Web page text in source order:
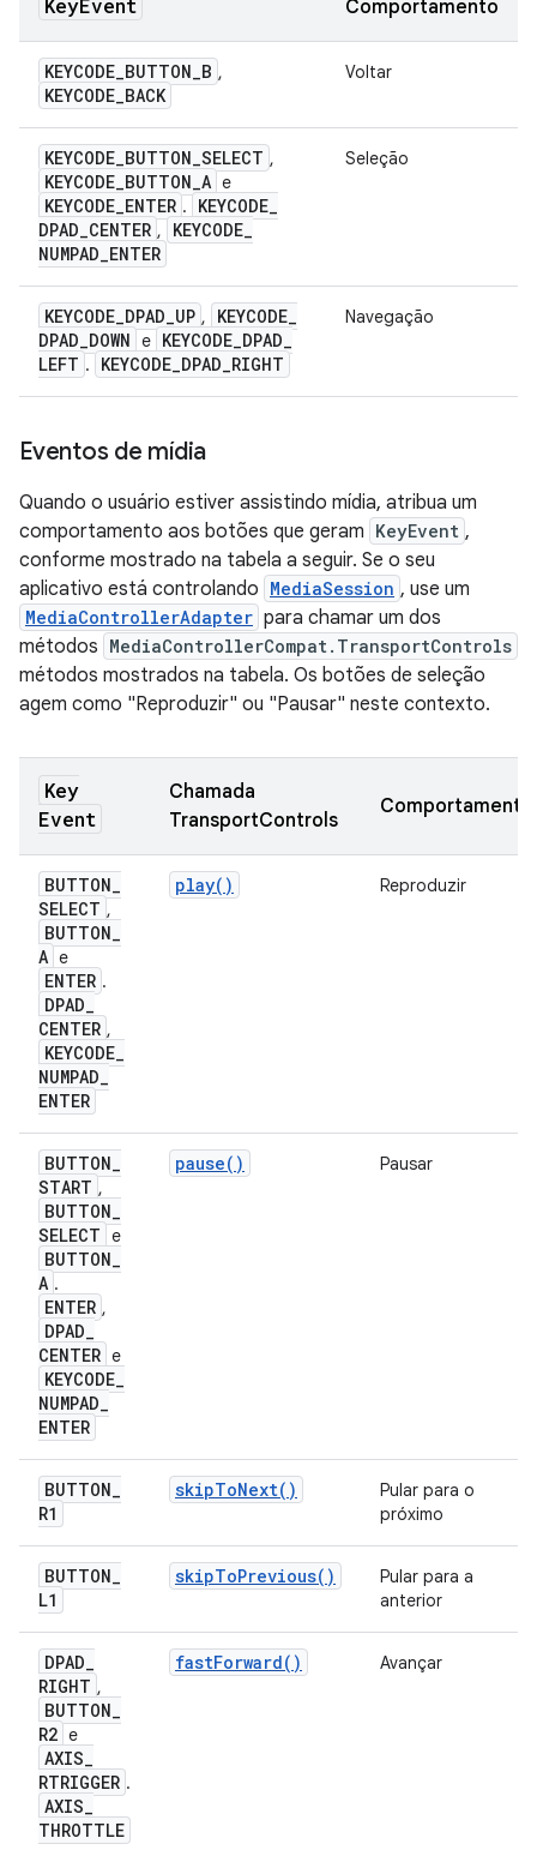
KeyEvent Comportamento
KEYCODE_BUTTON_B ,
KEYCODE_BACK
Voltar
KEYCODE_BUTTON_SELECT ,
KEYCODE_BUTTON_A e
KEYCODE_ENTER . KEYCODE_
DPAD_CENTER , KEYCODE_
NUMPAD_ENTER
Seleção
KEYCODE_DPAD_UP , KEYCODE_
DPAD_DOWN e KEYCODE_DPAD_
LEFT . KEYCODE_DPAD_RIGHT
Navegação
Eventos de mídia
Quando o usuário estiver assistindo mídia, atribua um
comportamento aos botões que geram KeyEvent ,
conforme mostrado na tabela a seguir. Se o seu
aplicativo está controlando MediaSession , use um
MediaControllerAdapter para chamar um dos
métodos MediaControllerCompat.TransportControls
métodos mostrados na tabela. Os botões de seleção
agem como "Reproduzir" ou "Pausar" neste contexto.
Key
Event
Chamada
TransportControls
Comportamento
BUTTON_
SELECT ,
BUTTON_
A e
ENTER .
DPAD_
CENTER ,
KEYCODE_
NUMPAD_
ENTER
play() Reproduzir
BUTTON_
START ,
BUTTON_
SELECT e
BUTTON_
A .
ENTER ,
DPAD_
CENTER e
KEYCODE_
NUMPAD_
ENTER
pause() Pausar
BUTTON_
R1
skipToNext()
Pular para o
próximo
BUTTON_
L1
skipToPrevious()
Pular para a
anterior
DPAD_
RIGHT ,
BUTTON_
R2 e
AXIS_
RTRIGGER .
AXIS_
THROTTLE
fastForward() Avançar